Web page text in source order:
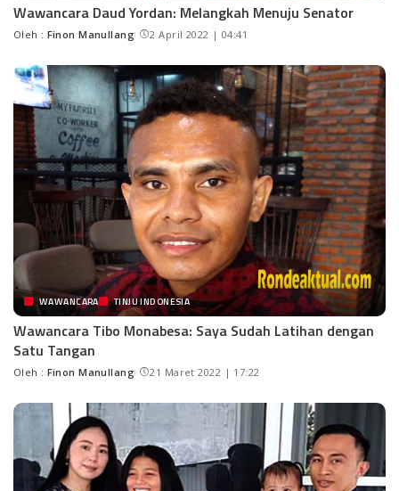
Wawancara Daud Yordan: Melangkah Menuju Senator
Oleh : Finon Manullang 2 April 2022 | 04:41
WAWANCARA TINJU INDONESIA
Wawancara Tibo Monabesa: Saya Sudah Latihan dengan
Satu Tangan
Oleh : Finon Manullang 21 Maret 2022 | 17:22